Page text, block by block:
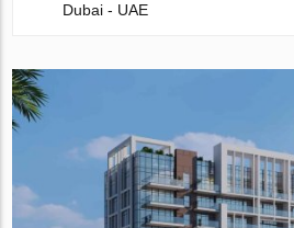
Dubai - UAE